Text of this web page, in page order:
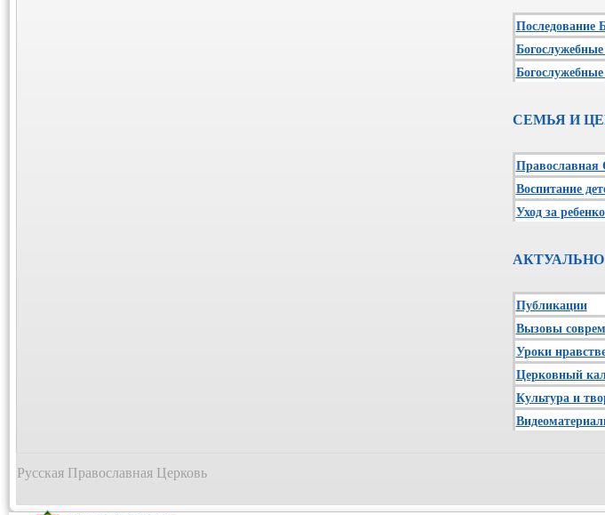
Последование
СЕМЬЯ И
Православная
Воспитание
Уход за
Публикации
Вызовы
Уроки
Церковный
Культура и
Русская Православная Церковь